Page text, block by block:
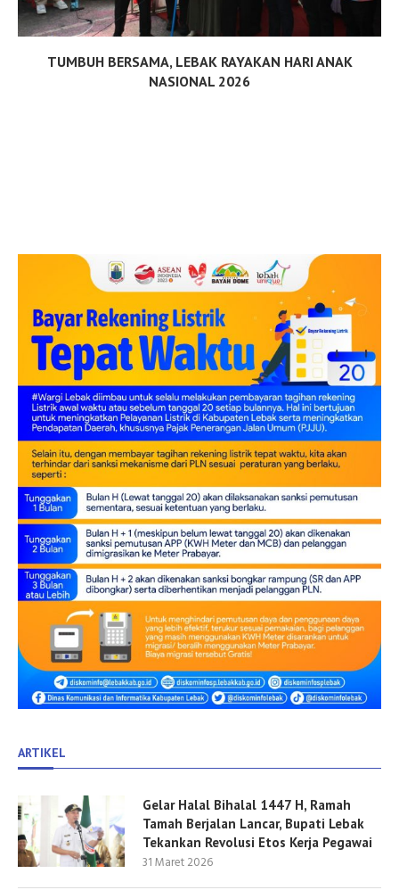
TUMBUH BERSAMA, LEBAK RAYAKAN HARI ANAK
NASIONAL 2026
ARTIKEL
Gelar Halal Bihalal 1447 H, Ramah
Tamah Berjalan Lancar, Bupati Lebak
Tekankan Revolusi Etos Kerja Pegawai
31 Maret 2026